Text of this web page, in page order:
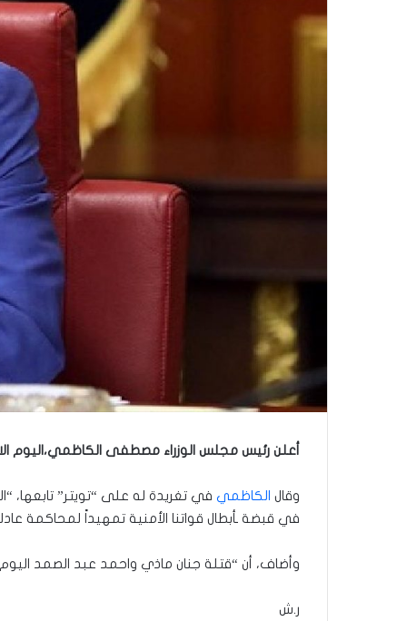
أعلن رئيس مجلس الوزراء مصطفى الكاظمي،اليوم
وقال الكاظمي في تغريدة له على “تويتر” تابعها،
في قبضة ـأبطال قواتنا الأمنية تمهيداً لمحاكمة
‏وأضاف، أن “قتلة جنان ماذي واحمد عبد الصمد
ر.ش